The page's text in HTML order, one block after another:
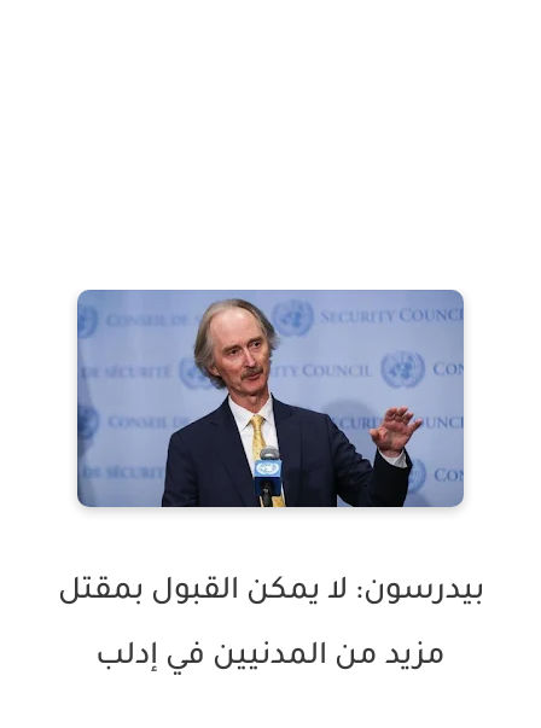
بيدرسون: لا يمكن القبول بمقتل
مزيد من المدنيين في إدلب